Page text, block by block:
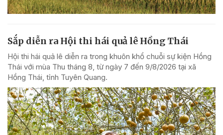
Sắp diễn ra Hội thi hái quả lê Hồng Thái
Hội thi hái quả lê diễn ra trong khuôn khổ chuỗi sự kiện Hồng
Thái với mùa Thu tháng 8, từ ngày 7 đến 9/8/2026 tại xã
Hồng Thái, tỉnh Tuyên Quang.